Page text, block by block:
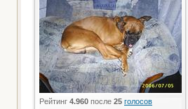
Рейтинг 4.960 после 25 голосов